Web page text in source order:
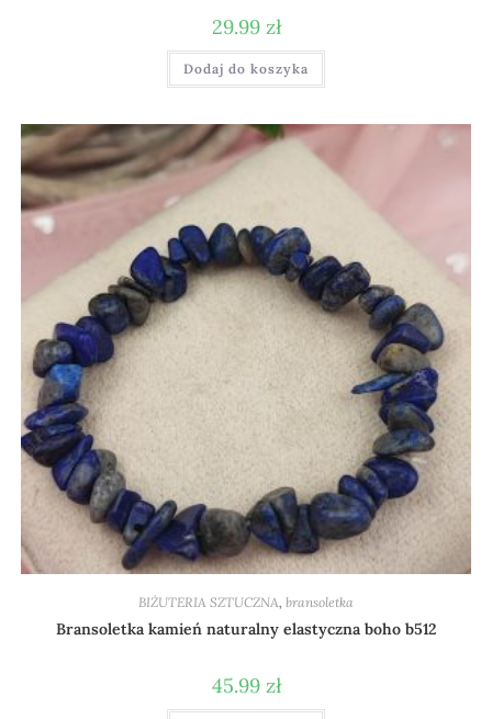
29.99 zł
Dodaj do koszyka
BIŻUTERIA SZTUCZNA, bransoletka
Bransoletka kamień naturalny elastyczna boho b512
45.99 zł